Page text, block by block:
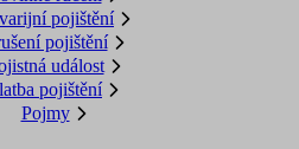
pojištění
pojištění
událost
pojištění
Pojmy